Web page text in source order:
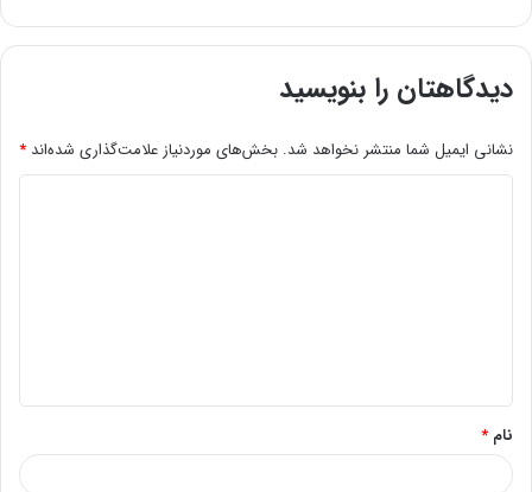
دیدگاهتان را بنویسید
نشانی ایمیل شما منتشر نخواهد شد. بخش‌های موردنیاز علامت‌گذاری شده‌اند *
*
نام *